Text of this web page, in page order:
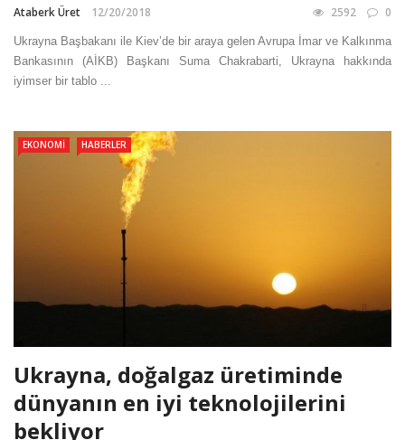
Ataberk Üret 12/20/2018 2592 0
Ukrayna Başbakanı ile Kiev’de bir araya gelen Avrupa İmar ve Kalkınma
Bankasının (AİKB) Başkanı Suma Chakrabarti, Ukrayna hakkında
iyimser bir tablo ...
EKONOMI HABERLER
Ukrayna, doğalgaz üretiminde
dünyanın en iyi teknolojilerini
bekliyor